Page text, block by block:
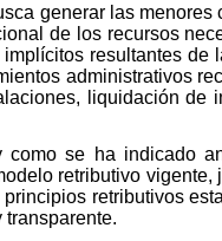
generar las
de los recursos
resultantes
administrativos
liquidación de
se ha indicado
retributivo
retributivos
transparente.